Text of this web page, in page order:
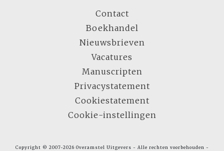
Contact
Boekhandel
Nieuwsbrieven
Vacatures
Manuscripten
Privacystatement
Cookiestatement
Cookie-instellingen
Copyright © 2007-2026 Overamstel Uitgevers - Alle rechten voorbehouden -